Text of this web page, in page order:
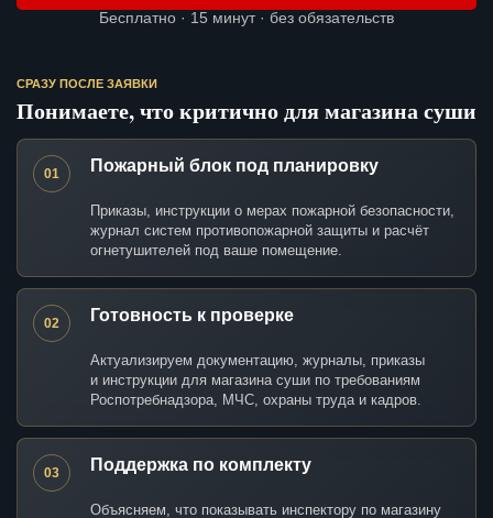
Бесплатно · 15 минут · без обязательств
СРАЗУ ПОСЛЕ ЗАЯВКИ
Понимаете, что критично для магазина суши
01 Пожарный блок под планировку
Приказы, инструкции о мерах пожарной безопасности,
журнал систем противопожарной защиты и расчёт
огнетушителей под ваше помещение.
02 Готовность к проверке
Актуализируем документацию, журналы, приказы
и инструкции для магазина суши по требованиям
Роспотребнадзора, МЧС, охраны труда и кадров.
03 Поддержка по комплекту
Объясняем, что показывать инспектору по магазину